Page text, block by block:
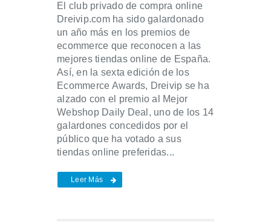
El club privado de compra online
Dreivip.com ha sido galardonado
un año más en los premios de
ecommerce que reconocen a las
mejores tiendas online de España.
Así, en la sexta edición de los
Ecommerce Awards, Dreivip se ha
alzado con el premio al Mejor
Webshop Daily Deal, uno de los 14
galardones concedidos por el
público que ha votado a sus
tiendas online preferidas...
Leer Más